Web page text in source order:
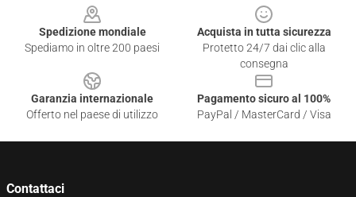
Spedizione mondiale
Spediamo in oltre 200 paesi
Acquista in tutta sicurezza
Protetto 24/7 dai clic alla
consegna
Garanzia internazionale
Offerto nel paese di utilizzo
Pagamento sicuro al 100%
PayPal / MasterCard / Visa
Contattaci